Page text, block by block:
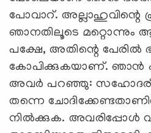
പോവാറ്. അല്ലാഹുവിന്റെ
ഞാനതിലൂടെ മറ്റൊന്നും
പക്ഷേ, അതിന്റെ
കോപിക്കുകയാണ്. ഞാന്‍
അവര്‍ പറഞ്ഞു:
തന്നെ
നില്‍ക്കുക. അവരിപ്പോള്‍